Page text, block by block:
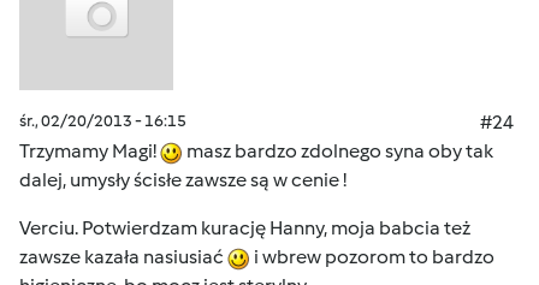
śr., 02/20/2013 - 16:15
#24
Trzymamy Magi!
masz bardzo zdolnego syna oby tak
dalej, umysły ścisłe zawsze są w cenie !
Verciu. Potwierdzam kurację Hanny, moja babcia też
zawsze kazała nasiusiać
i wbrew pozorom to bardzo